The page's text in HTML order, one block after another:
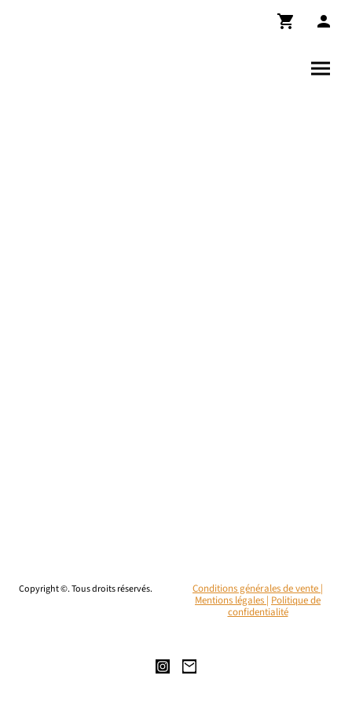
Copyright ©. Tous droits réservés.
Conditions générales de vente |
Mentions légales | Politique de
confidentialité